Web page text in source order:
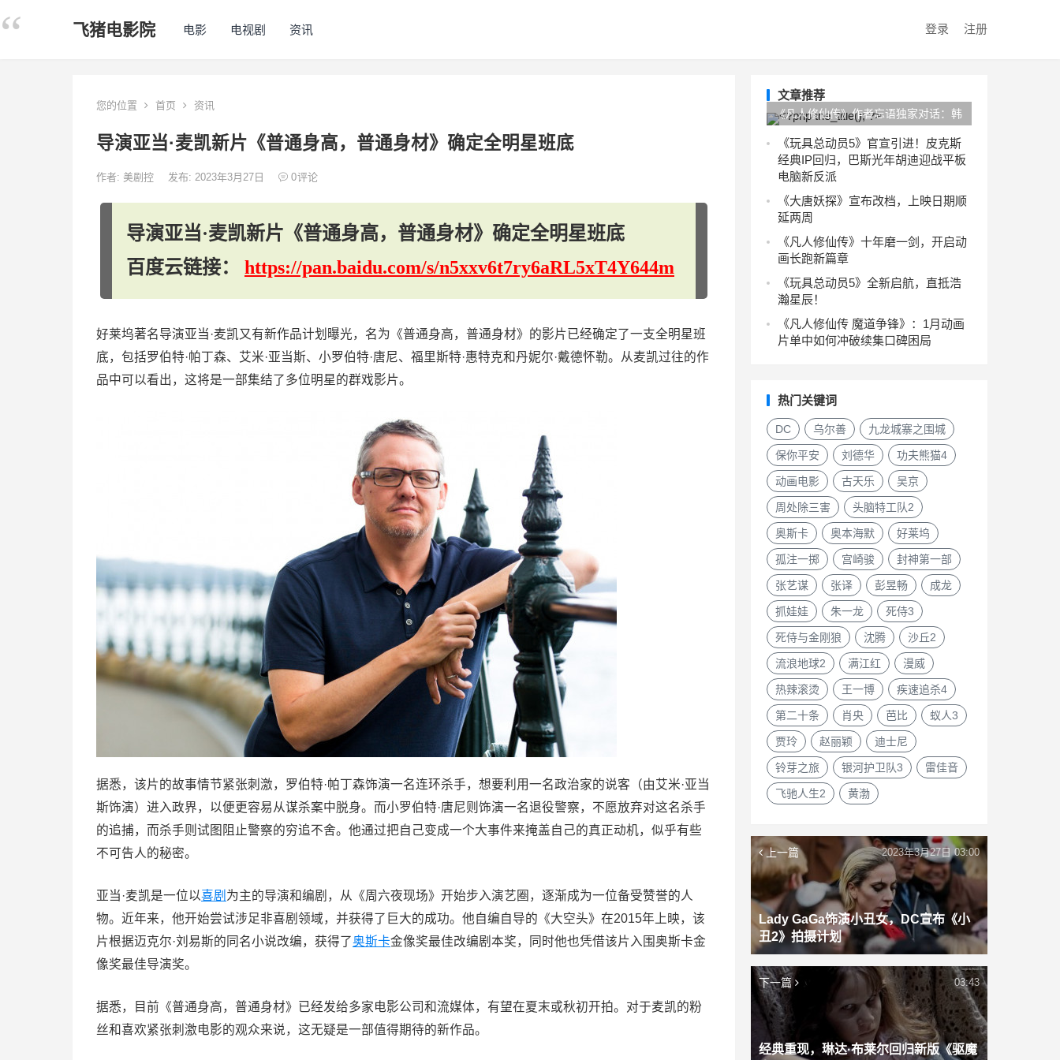
飞猪电影院 电影 电视剧 资讯 登录 注册
您的位置 首页 资讯
导演亚当·麦凯新片《普通身高，普通身材》确定全明星班底
作者: 美剧控 发布: 2023年3月27日 0评论
导演亚当·麦凯新片《普通身高，普通身材》确定全明星班底
百度云链接： https://pan.baidu.com/s/n5xxv6t7ry6aRL5xT4Y644m
好莱坞著名导演亚当·麦凯又有新作品计划曝光，名为《普通身高，普通身材》的影片已经确定了一支全明星班
底，包括罗伯特·帕丁森、艾米·亚当斯、小罗伯特·唐尼、福里斯特·惠特克和丹妮尔·戴德怀勒。从麦凯过往的作
品中可以看出，这将是一部集结了多位明星的群戏影片。
据悉，该片的故事情节紧张刺激，罗伯特·帕丁森饰演一名连环杀手，想要利用一名政治家的说客（由艾米·亚当
斯饰演）进入政界，以便更容易从谋杀案中脱身。而小罗伯特·唐尼则饰演一名退役警察，不愿放弃对这名杀手
的追捕，而杀手则试图阻止警察的穷追不舍。他通过把自己变成一个大事件来掩盖自己的真正动机，似乎有些
不可告人的秘密。
亚当·麦凯是一位以喜剧 为主的导演和编剧，从《周六夜现场》开始步入演艺圈，逐渐成为一位备受赞誉的人
物。近年来，他开始尝试涉足非喜剧领域，并获得了巨大的成功。他自编自导的《大空头》在2015年上映，该
片根据迈克尔·刘易斯的同名小说改编，获得了奥斯卡金像奖最佳改编剧本奖，同时他也凭借该片入围奥斯卡金
像奖最佳导演奖。
据悉，目前《普通身高，普通身材》已经发给多家电影公司和流媒体，有望在夏末或秋初开拍。对于麦凯的粉
丝和喜欢紧张刺激电影的观众来说，这无疑是一部值得期待的新作品。
文章推荐
《凡人修仙传》作者忘语独家对话：韩
立背后的“韩老魔”竟源自我的真实经历
《玩具总动员5》官宣引进！皮克斯
经典IP回归，巴斯光年胡迪迎战平板
电脑新反派
《大唐妖探》宣布改档，上映日期顺
延两周
《凡人修仙传》十年磨一剑，开启动
画长跑新篇章
《玩具总动员5》全新启航，直抵浩
瀚星辰！
《凡人修仙传 魔道争锋》：1月动画
片单中如何冲破续集口碑困局
热门关键词
DC 乌尔善 九龙城寨之围城
保你平安 刘德华 功夫熊猫4
动画电影 古天乐 吴京
周处除三害 头脑特工队2
奥斯卡 奥本海默 好莱坞
孤注一掷 宫崎骏 封神第一部
张艺谋 张译 彭昱畅 成龙
抓娃娃 朱一龙 死侍3
死侍与金刚狼 沈腾 沙丘2
流浪地球2 满江红 漫威
热辣滚烫 王一博 疾速追杀4
第二十条 肖央 芭比 蚁人3
贾玲 赵丽颖 迪士尼
铃芽之旅 银河护卫队3 雷佳音
飞驰人生2 黄渤
上一篇
Lady GaGa饰演小丑女，DC宣布《小
丑2》拍摄计划
2023年3月27日 03:00
下一篇
经典重现，琳达·布莱尔回归新版《驱魔
03:43